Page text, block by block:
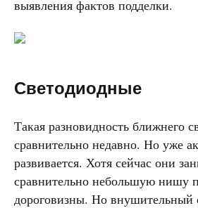
выявления фактов подделки.
Светодиодные
Такая разновидность ближнего
сравнительно недавно. Но уже
развивается. Хотя сейчас они
сравнительно небольшую нишу
дороговизны. Но внушительный